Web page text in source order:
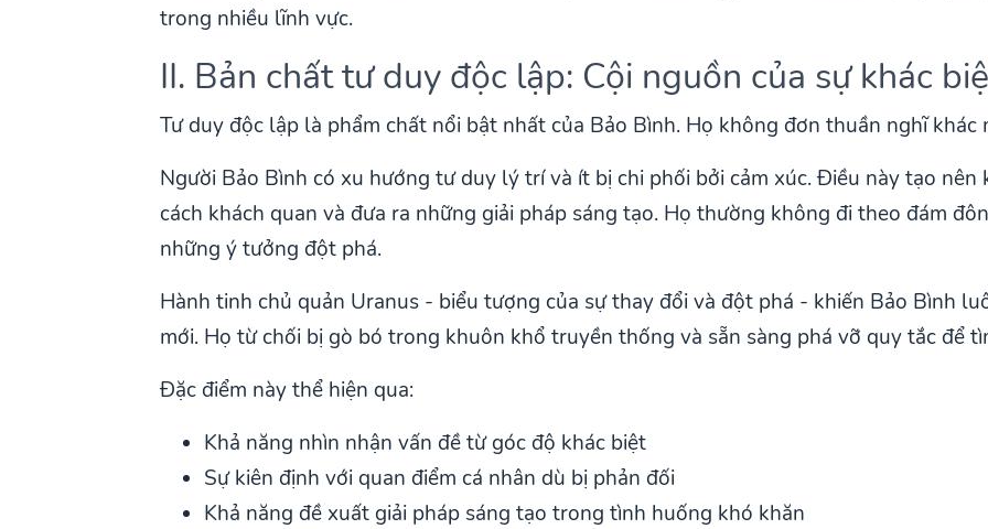
trong nhiều lĩnh vực.
II. Bản chất tư duy độc lập: Cội nguồn của sự khác
Tư duy độc lập là phẩm chất nổi bật nhất của Bảo Bình. Họ không đơn thuần nghĩ khác
Người Bảo Bình có xu hướng tư duy lý trí và ít bị chi phối bởi cảm xúc. Điều này tạo
cách khách quan và đưa ra những giải pháp sáng tạo. Họ thường không đi theo đám
những ý tưởng đột phá.
Hành tinh chủ quản Uranus - biểu tượng của sự thay đổi và đột phá - khiến Bảo Bình
mới. Họ từ chối bị gò bó trong khuôn khổ truyền thống và sẵn sàng phá vỡ quy tắc để
Đặc điểm này thể hiện qua:
Khả năng nhìn nhận vấn đề từ góc độ khác biệt
Sự kiên định với quan điểm cá nhân dù bị phản đối
Khả năng đề xuất giải pháp sáng tạo trong tình huống khó khăn